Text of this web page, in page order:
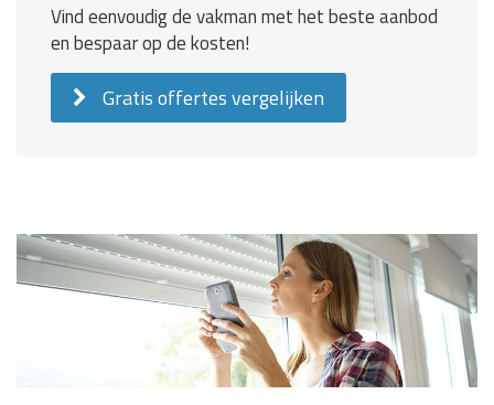
Vind eenvoudig de vakman met het beste aanbod
en bespaar op de kosten!
Gratis offertes vergelijken